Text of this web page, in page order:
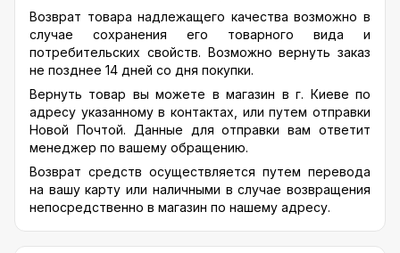
Возврат товара надлежащего качества возможно в
случае сохранения его товарного вида и
потребительских свойств. Возможно вернуть заказ
не позднее 14 дней со дня покупки.
Вернуть товар вы можете в магазин в г. Киеве по
адресу указанному в контактах, или путем отправки
Новой Почтой. Данные для отправки вам ответит
менеджер по вашему обращению.
Возврат средств осуществляется путем перевода
на вашу карту или наличными в случае возвращения
непосредственно в магазин по нашему адресу.